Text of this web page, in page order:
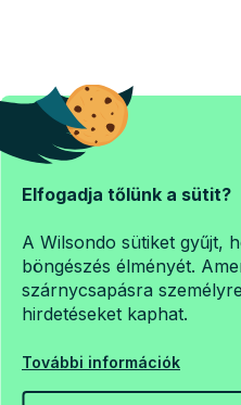
Elfogadja tőlünk a sütit?
A Wilsondo sütiket gyűjt,
böngészés élményét.
szárnycsapásra
hirdetéseket kaphat.
További információk